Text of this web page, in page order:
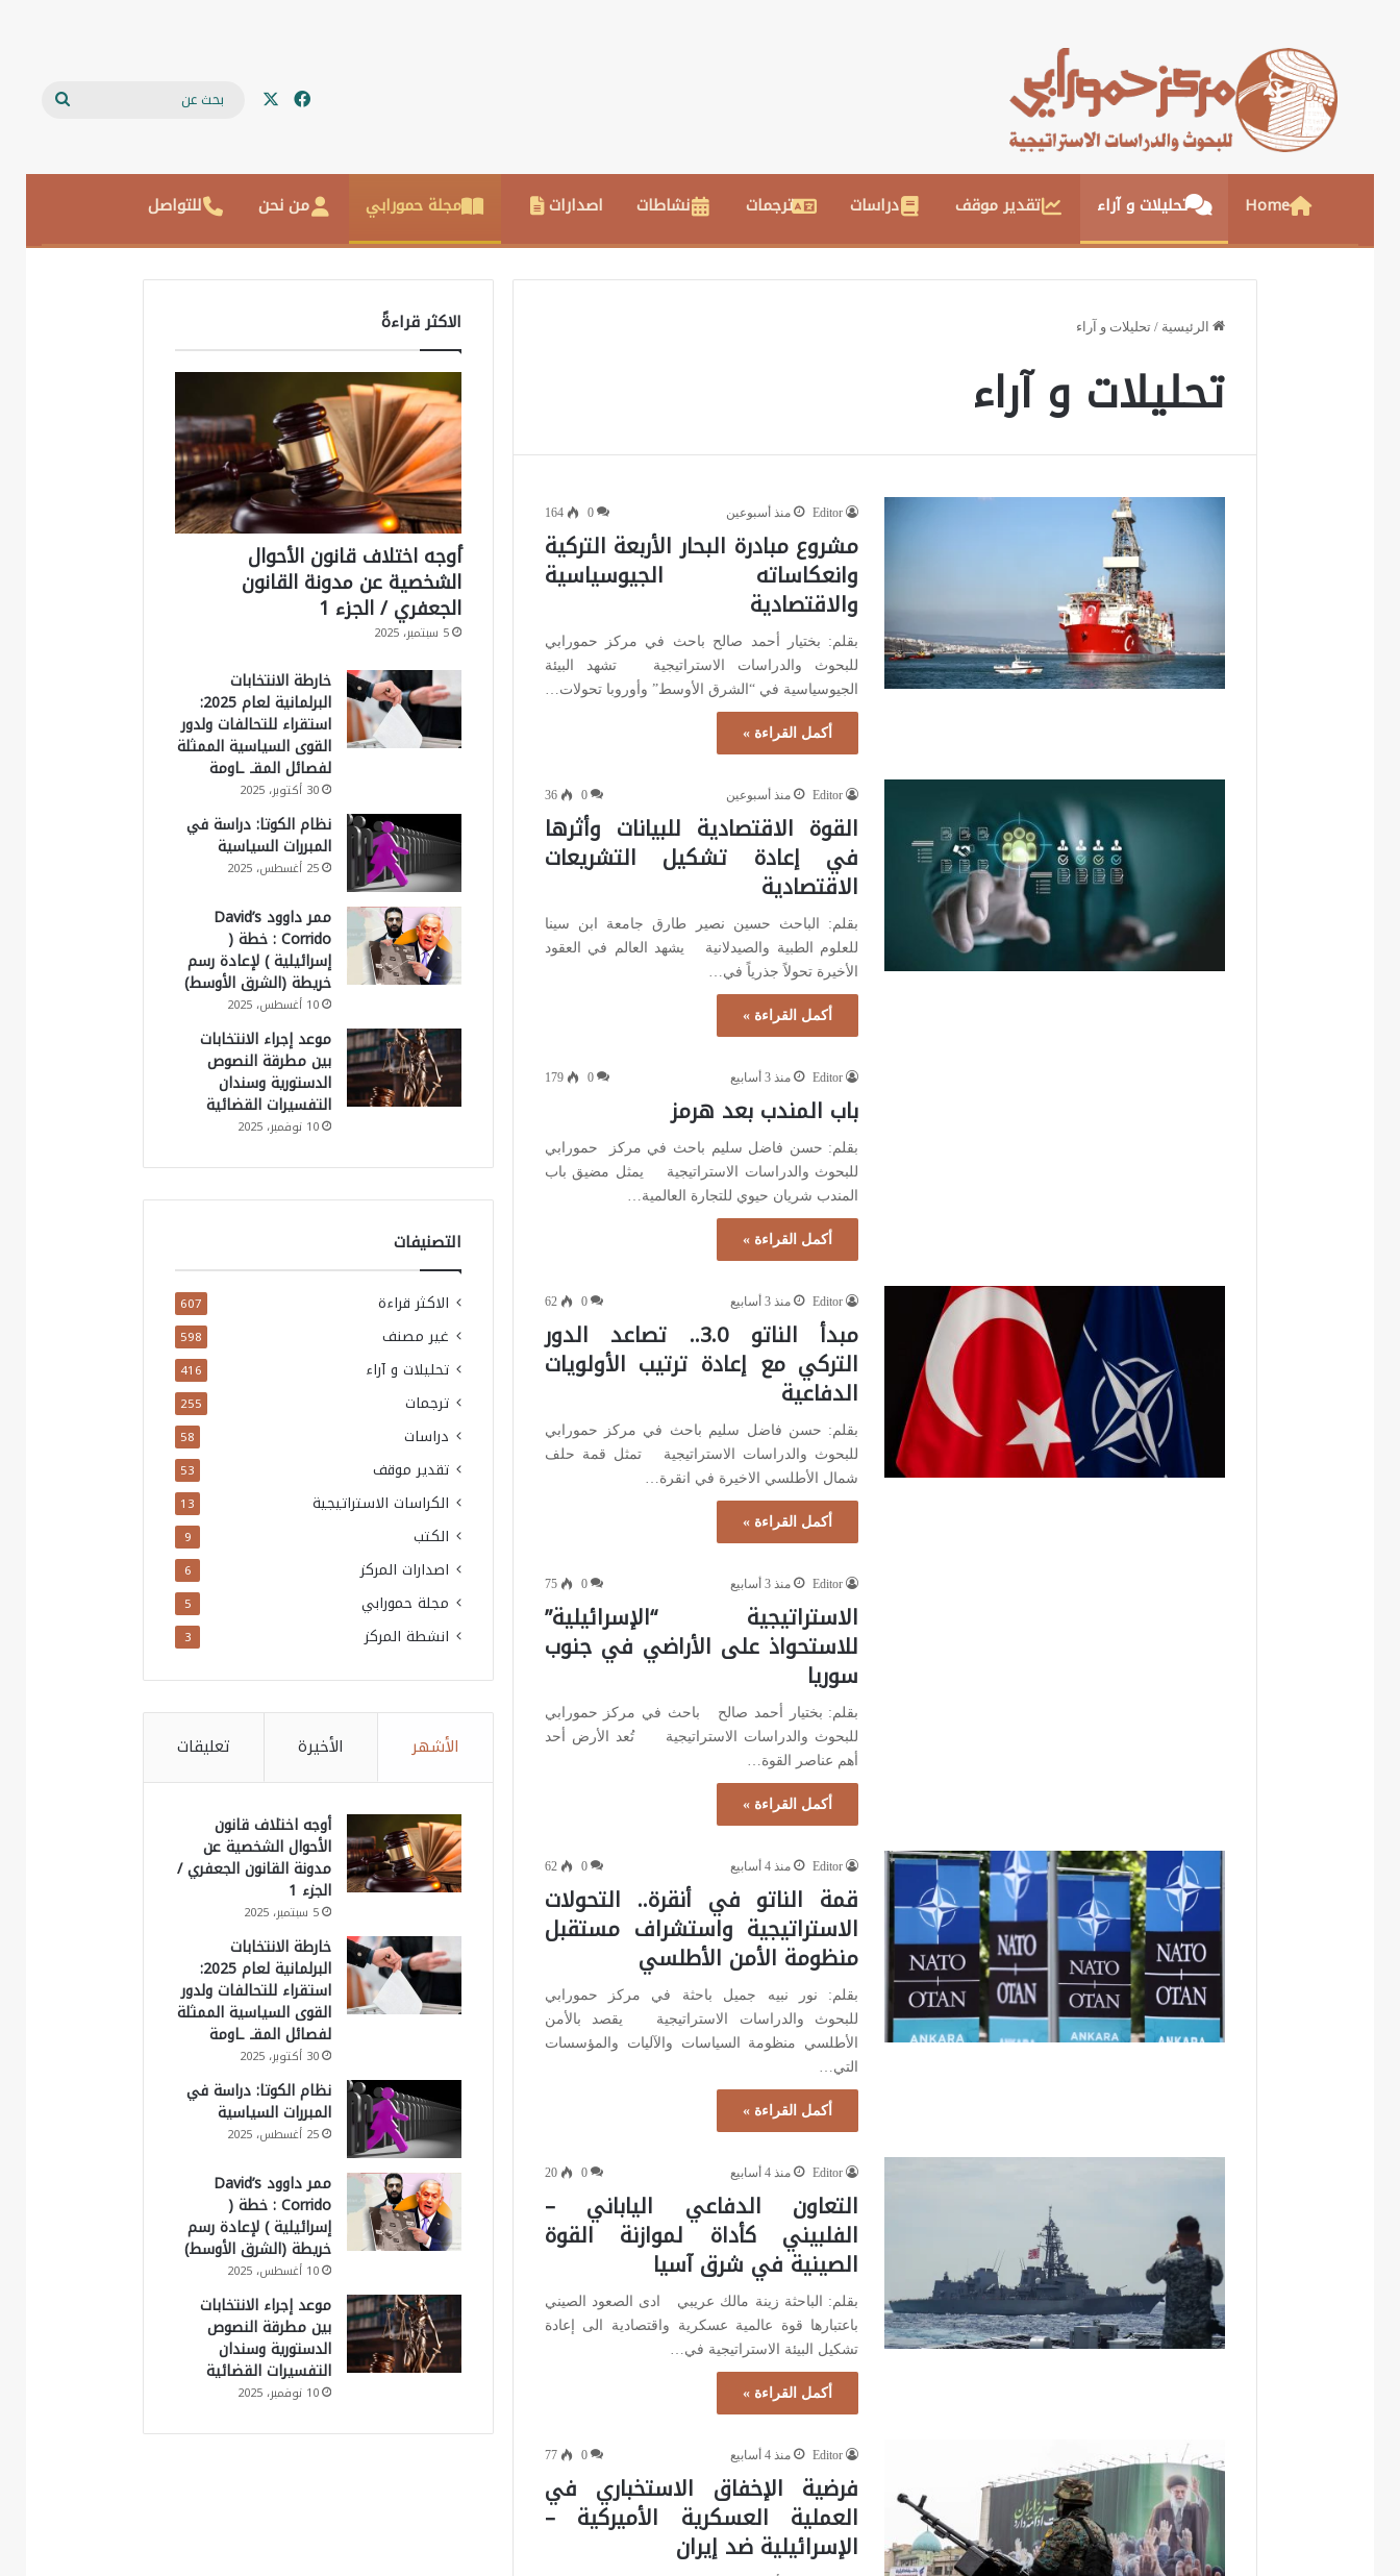
فيسبوك
Home تحليلات و آراء تقدير موقف دراسات ترجمات نشاطات اصدارات مجلة حمورابي من نحن للتواصل
الرئيسية / تحليلات و آراء
تحليلات و آراء
Editor منذ أسبوعين 0
164
مشروع مبادرة البحار الأربعة التركية
وانعكاساته الجيوسياسية
والاقتصادية
بقلم: بختيار أحمد صالح باحث في مركز حمورابي
للبحوث والدراسات الاستراتيجية تشهد البيئة
الجيوسياسية في “الشرق الأوسط” وأوروبا تحولات…
أكمل القراءة »
Editor منذ أسبوعين 0
36
القوة الاقتصادية للبيانات وأثرها
في إعادة تشكيل التشريعات
الاقتصادية
بقلم: الباحث حسين نصير طارق جامعة ابن سينا
للعلوم الطبية والصيدلانية يشهد العالم في العقود
الأخيرة تحولاً جذرياً في…
أكمل القراءة »
Editor منذ 3 أسابيع 0
179
باب المندب بعد هرمز
بقلم: حسن فاضل سليم باحث في مركز حمورابي
للبحوث والدراسات الاستراتيجية يمثل مضيق باب
المندب شريان حيوي للتجارة العالمية…
أكمل القراءة »
Editor منذ 3 أسابيع 0
62
مبدأ الناتو 3.0.. تصاعد الدور
التركي مع إعادة ترتيب الأولويات
الدفاعية
بقلم: حسن فاضل سليم باحث في مركز حمورابي
للبحوث والدراسات الاستراتيجية تمثل قمة حلف
شمال الأطلسي الاخيرة في انقرة…
أكمل القراءة »
Editor منذ 3 أسابيع 0
75
الاستراتيجية “الإسرائيلية”
للاستحواذ على الأراضي في جنوب
سوريا
بقلم: بختيار أحمد صالح باحث في مركز حمورابي
للبحوث والدراسات الاستراتيجية تُعد الأرض أحد
أهم عناصر القوة…
أكمل القراءة »
Editor منذ 4 أسابيع 0
62
قمة الناتو في أنقرة.. التحولات
الاستراتيجية واستشراف مستقبل
منظومة الأمن الأطلسي
بقلم: نور نبيه جميل باحثة في مركز حمورابي
للبحوث والدراسات الاستراتيجية يقصد بالأمن
الأطلسي منظومة السياسات والآليات والمؤسسات
التي…
أكمل القراءة »
Editor منذ 4 أسابيع 0
20
التعاون الدفاعي الياباني –
الفلبيني كأداة لموازنة القوة
الصينية في شرق آسيا
بقلم: الباحثة زينة مالك عريبي ادى الصعود الصيني
باعتبارها قوة عالمية عسكرية واقتصادية الى إعادة
تشكيل البيئة الاستراتيجية في…
أكمل القراءة »
Editor منذ 4 أسابيع 0
77
فرضية الإخفاق الاستخباري في
العملية العسكرية الأميركية –
الإسرائيلية ضد إيران
الاكثر قراءةً
أوجه اختلاف قانون الأحوال
الشخصية عن مدونة القانون
الجعفري / الجزء 1
5 سبتمبر، 2025
خارطة الانتخابات
البرلمانية لعام 2025:
استقراء للتحالفات ولدور
القوى السياسية الممثلة
لفصائل المقـ ـاومة
30 أكتوبر، 2025
نظام الكوتا: دراسة في
المبررات السياسية
25 أغسطس، 2025
ممر داوود David’s
Corrido : خطة (
إسرائيلية ) لإعادة رسم
خريطة (الشرق الأوسط)
10 أغسطس، 2025
موعد إجراء الانتخابات
بين مطرقة النصوص
الدستورية وسندان
التفسيرات القضائية
10 نوفمبر، 2025
التصنيفات
الاكثر قراءة 607
غير مصنف 598
تحليلات و آراء 416
ترجمات 255
دراسات 58
تقدير موقف 53
الكراسات الاستراتيجية 13
الكتب 9
اصدارات المركز 6
مجلة حمورابي 5
انشطة المركز 3
الأشهر الأخيرة تعليقات
أوجه اختلاف قانون
الأحوال الشخصية عن
مدونة القانون الجعفري /
الجزء 1
5 سبتمبر، 2025
خارطة الانتخابات
البرلمانية لعام 2025:
استقراء للتحالفات ولدور
القوى السياسية الممثلة
لفصائل المقـ ـاومة
30 أكتوبر، 2025
نظام الكوتا: دراسة في
المبررات السياسية
25 أغسطس، 2025
ممر داوود David’s
Corrido : خطة (
إسرائيلية ) لإعادة رسم
خريطة (الشرق الأوسط)
10 أغسطس، 2025
موعد إجراء الانتخابات
بين مطرقة النصوص
الدستورية وسندان
التفسيرات القضائية
10 نوفمبر، 2025